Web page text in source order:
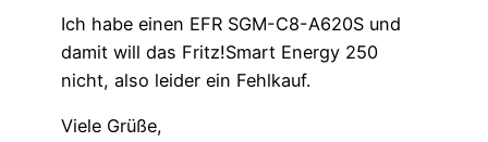
Ich habe einen EFR SGM-C8-A620S und
damit will das Fritz!Smart Energy 250
nicht, also leider ein Fehlkauf.
Viele Grüße,